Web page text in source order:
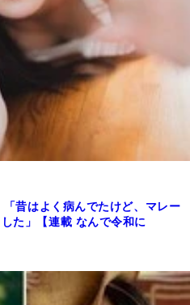
昔はよく病んでたけど、マレー
た」【連載 なんで令和に